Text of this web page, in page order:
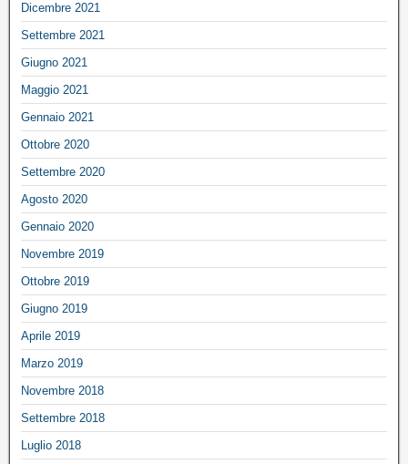
Dicembre 2021
Settembre 2021
Giugno 2021
Maggio 2021
Gennaio 2021
Ottobre 2020
Settembre 2020
Agosto 2020
Gennaio 2020
Novembre 2019
Ottobre 2019
Giugno 2019
Aprile 2019
Marzo 2019
Novembre 2018
Settembre 2018
Luglio 2018